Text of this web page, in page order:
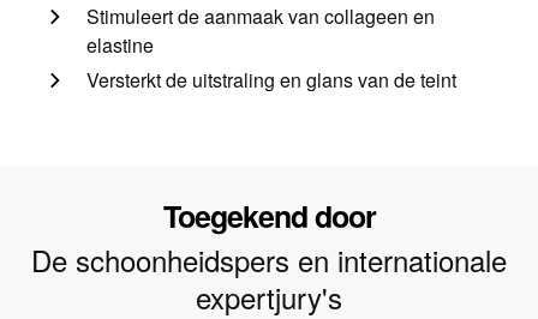
Stimuleert de aanmaak van collageen en
elastine
Versterkt de uitstraling en glans van de teint
Toegekend door
De schoonheidspers en internationale
expertjury's